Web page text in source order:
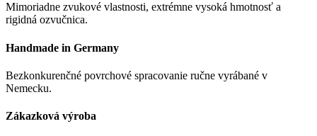
Mimoriadne zvukové vlastnosti, extrémne vysoká hmotnosť a
rigidná ozvučnica.
Handmade in Germany
Bezkonkurenčné povrchové spracovanie ručne vyrábané v
Nemecku.
Zákazková výroba